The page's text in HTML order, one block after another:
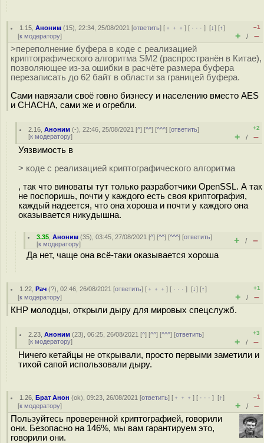
1.15 ,Аноним (15), 22:34, 25/08/2021 [ответить] [ ﹢﹢﹢] [ · · ·][↓] [↑]
[к модератору]
–1
+ / –
>переполнение буфера в коде с реализацией
криптографического алгоритма SM2 (распространён в Китае),
позволяющее из-за ошибки в расчёте размера буфера
перезаписать до 62 байт в области за границей буфера.
Сами навязали своё говно бизнесу и населению вместо AES
и CHACHA, сами же и огребли.
2.16 ,Аноним (-), 22:46, 25/08/2021 [^] [^^] [^^^] [ответить]
[к модератору]
+2
+ / –
Уязвимость в
> коде с реализацией криптографического алгоритма
, так что виноваты тут только разработчики OpenSSL. А так
не поспоришь, почти у каждого есть своя криптография,
каждый надеется, что она хороша и почти у каждого она
оказывается никудышна.
3.35 ,Аноним (35), 03:45, 27/08/2021 [^] [^^] [^^^] [ответить]
[к модератору] + / –
Да нет, чаще она всё-таки оказывается хороша
1.22 ,Рач (?), 02:46, 26/08/2021 [ответить] [ ﹢﹢﹢] [ · · ·][↓] [↑]
[к модератору]
+1
+ / –
КНР молодцы, открыли дыру для мировых спецслужб.
2.23 ,Аноним (23), 06:25, 26/08/2021 [^] [^^] [^^^] [ответить]
[к модератору]
+3
+ / –
Ничего кетайцы не открывали, просто первыми заметили и
тихой сапой использовали дыру.
1.26 ,Брат Анон (ok), 09:23, 26/08/2021 [ответить] [ ﹢﹢﹢] [ · · ·][↑]
[к модератору]
–1
+ / –
Пользуйтесь проверенной криптографией, говорили
они. Безопасно на 146%, мы вам гарантируем это,
говорили они.